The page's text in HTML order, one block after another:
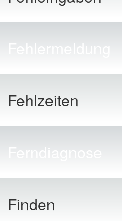
Fehlermeldung
Fehlzeiten
Ferndiagnose
Finden